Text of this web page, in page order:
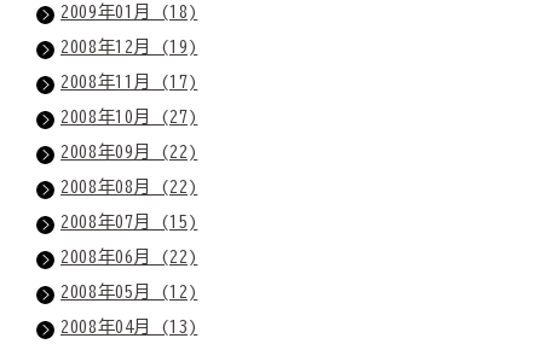
2009年01月 (18)
2008年12月 (19)
2008年11月 (17)
2008年10月 (27)
2008年09月 (22)
2008年08月 (22)
2008年07月 (15)
2008年06月 (22)
2008年05月 (12)
2008年04月 (13)